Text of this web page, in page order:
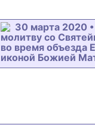
30 марта 2020
молитву со
во время объезда
иконой Божией